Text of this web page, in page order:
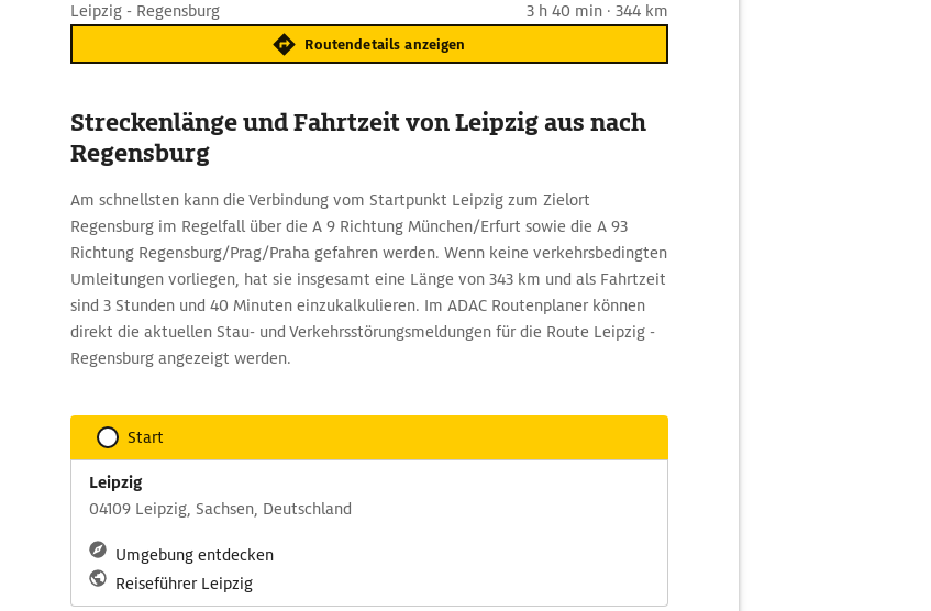
Leipzig - Regensburg 3 h 40 min · 344 km
Routendetails anzeigen
Streckenlänge und Fahrtzeit von Leipzig aus nach
Regensburg
Am schnellsten kann die Verbindung vom Startpunkt Leipzig zum Zielort
Regensburg im Regelfall über die A 9 Richtung München/Erfurt sowie die A 93
Richtung Regensburg/Prag/Praha gefahren werden. Wenn keine verkehrsbedingten
Umleitungen vorliegen, hat sie insgesamt eine Länge von 343 km und als Fahrtzeit
sind 3 Stunden und 40 Minuten einzukalkulieren. Im ADAC Routenplaner können
direkt die aktuellen Stau- und Verkehrsstörungsmeldungen für die Route Leipzig -
Regensburg angezeigt werden.
Start
Leipzig
04109 Leipzig, Sachsen, Deutschland
Umgebung entdecken
Reiseführer Leipzig